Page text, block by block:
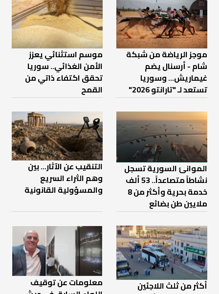
موجز الرياضة من شبكة
شام - أرسنال يضم
غيماريش... وسوريا
تستعد لـ "تارانتو 2026"
موسم استثنائي يعزز
الأمن الغذائي.. سوريا
تحقق اكتفاء ذاتي من
القمح
الموانئ السورية تسجل
نشاطاً متصاعداً.. 53 ألف
خدمة بحرية وأكثر من 8
ملايين طن بضائع
التنقيب عن الآثار… بين
وهم الثراء السريع
والمسؤولية القانونية
أكثر من ثلث اللاجئين
معلومات عن توقيف